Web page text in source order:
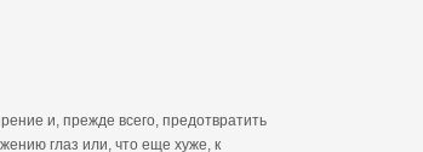
и, прежде всего, предотвратить
глаз или, что еще хуже, к